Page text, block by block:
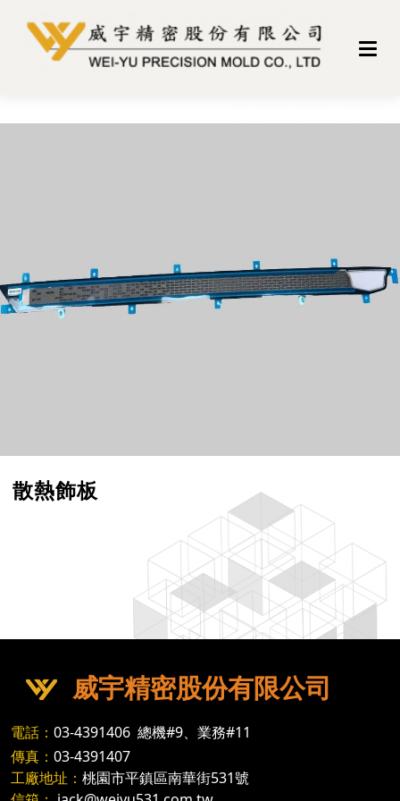
散熱飾板
威宇精密股份有限公司
電話： 03-4391406 總機#9、業務#11
傳真： 03-4391407
工廠地址： 桃園市平鎮區南華街531號